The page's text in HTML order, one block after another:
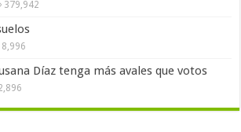
379,942
Díaz tenga más avales que votos